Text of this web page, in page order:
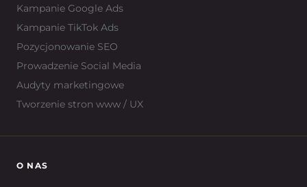
Kampanie Google Ads
Kampanie TikTok Ads
Pozycjonowanie SEO
Prowadzenie Social Media
Audyty marketingowe
Tworzenie stron www / UX
O NAS